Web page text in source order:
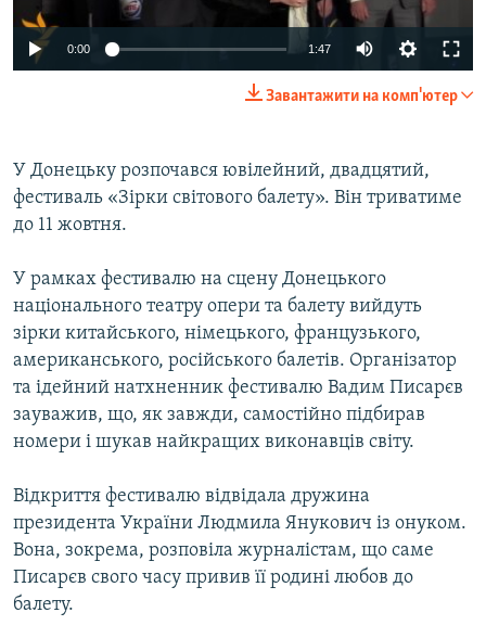
ВІДЕОУРОКИ «ELIFBE»
СВІДЧЕННЯ ОКУПАЦІЇ
Русский
Qırımtatar
0:00 1:47
Завантажити на комп'ютер
У Донецьку розпочався ювілейний, двадцятий,
фестиваль «Зірки світового балету». Він триватиме
до 11 жовтня.
У рамках фестивалю на сцену Донецького
національного театру опери та балету вийдуть
зірки китайського, німецького, французького,
американського, російського балетів. Організатор
та ідейний натхненник фестивалю Вадим Писарєв
зауважив, що, як завжди, самостійно підбирав
номери і шукав найкращих виконавців світу.
Відкриття фестивалю відвідала дружина
президента України Людмила Янукович із онуком.
Вона, зокрема, розповіла журналістам, що саме
Писарєв свого часу привив її родині любов до
балету.